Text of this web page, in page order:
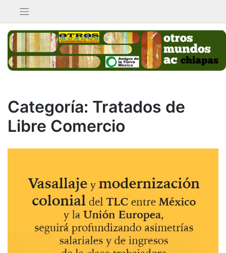
contenido
Categoría: Tratados de
Libre Comercio